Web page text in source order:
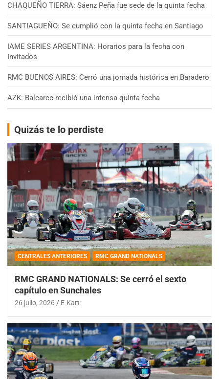
CHAQUEÑO TIERRA: Sáenz Peña fue sede de la quinta fecha
SANTIAGUEÑO: Se cumplió con la quinta fecha en Santiago
IAME SERIES ARGENTINA: Horarios para la fecha con
Invitados
RMC BUENOS AIRES: Cerró una jornada histórica en Baradero
AZK: Balcarce recibió una intensa quinta fecha
Quizás te lo perdiste
CENTRALES ANTERIORES RMC GRAND NATIONALS
RMC GRAND NATIONALS: Se cerró el sexto
capítulo en Sunchales
26 julio, 2026 E-Kart